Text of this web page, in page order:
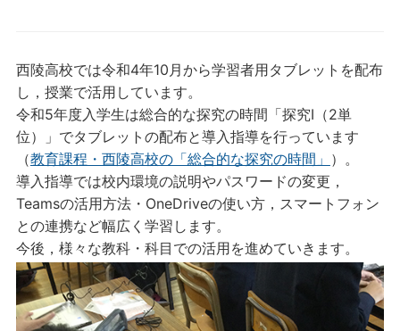
西陵高校では令和4年10月から学習者用タブレットを配布
し，授業で活用しています。
令和5年度入学生は総合的な探究の時間「探究Ⅰ（2単
位）」でタブレットの配布と導入指導を行っています
（教育課程・西陵高校の「総合的な探究の時間」 ）。
導入指導では校内環境の説明やパスワードの変更，
Teamsの活用方法・OneDriveの使い方，スマートフォン
との連携など幅広く学習します。
今後，様々な教科・科目での活用を進めていきます。